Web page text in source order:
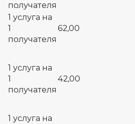
получателя
1 услуга на
1
получателя
62,00
1 услуга на
1
получателя
42,00
1 услуга на